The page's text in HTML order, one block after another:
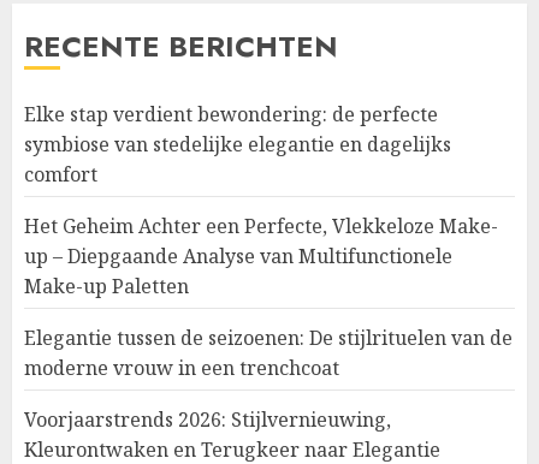
RECENTE BERICHTEN
Elke stap verdient bewondering: de perfecte
symbiose van stedelijke elegantie en dagelijks
comfort
Het Geheim Achter een Perfecte, Vlekkeloze Make-
up – Diepgaande Analyse van Multifunctionele
Make-up Paletten
Elegantie tussen de seizoenen: De stijlrituelen van de
moderne vrouw in een trenchcoat
Voorjaarstrends 2026: Stijlvernieuwing,
Kleurontwaken en Terugkeer naar Elegantie